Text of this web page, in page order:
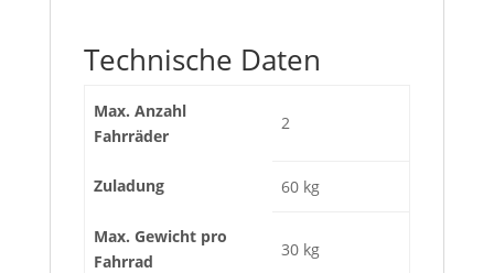
Technische Daten
Max. Anzahl
Fahrräder
2
Zuladung 60 kg
Max. Gewicht pro
Fahrrad
30 kg